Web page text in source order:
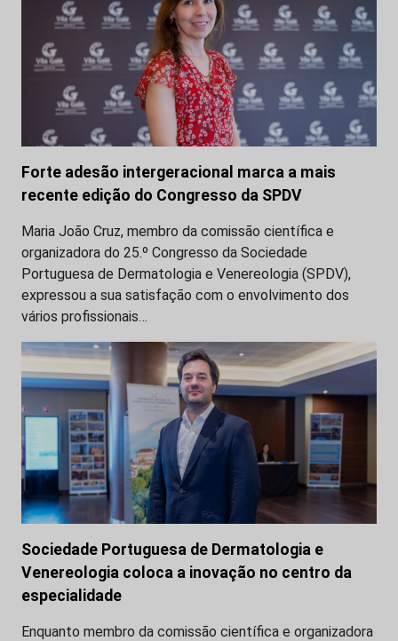
Forte adesão intergeracional marca a mais
recente edição do Congresso da SPDV
Maria João Cruz, membro da comissão científica e
organizadora do 25.º Congresso da Sociedade
Portuguesa de Dermatologia e Venereologia (SPDV),
expressou a sua satisfação com o envolvimento dos
vários profissionais…
Sociedade Portuguesa de Dermatologia e
Venereologia coloca a inovação no centro da
especialidade
Enquanto membro da comissão científica e organizadora